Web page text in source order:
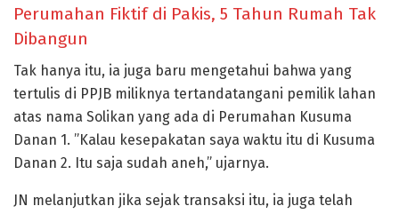
Perumahan Fiktif di Pakis, 5 Tahun Rumah Tak
Dibangun
Tak hanya itu, ia juga baru mengetahui bahwa yang
tertulis di PPJB miliknya tertandatangani pemilik lahan
atas nama Solikan yang ada di Perumahan Kusuma
Danan 1. ”Kalau kesepakatan saya waktu itu di Kusuma
Danan 2. Itu saja sudah aneh,” ujarnya.
JN melanjutkan jika sejak transaksi itu, ia juga telah